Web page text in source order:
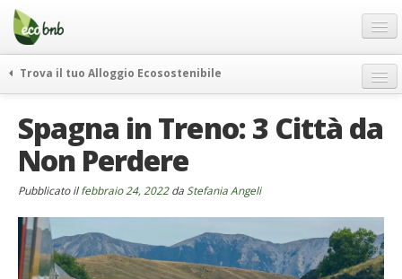
Menu
Salta
contenuto
Offerte Speciali
Regali
FAQ
Chi Siamo
Partner
Contatti
Trova il tuo Alloggio Ecosostenibile
itinerari
curiosità
vivere e viaggiare verde
ecohotel
rassegna stampa
Spagna in Treno: 3 Città da
Non Perdere
Pubblicato ilfebbraio 24, 2022da Stefania Angeli